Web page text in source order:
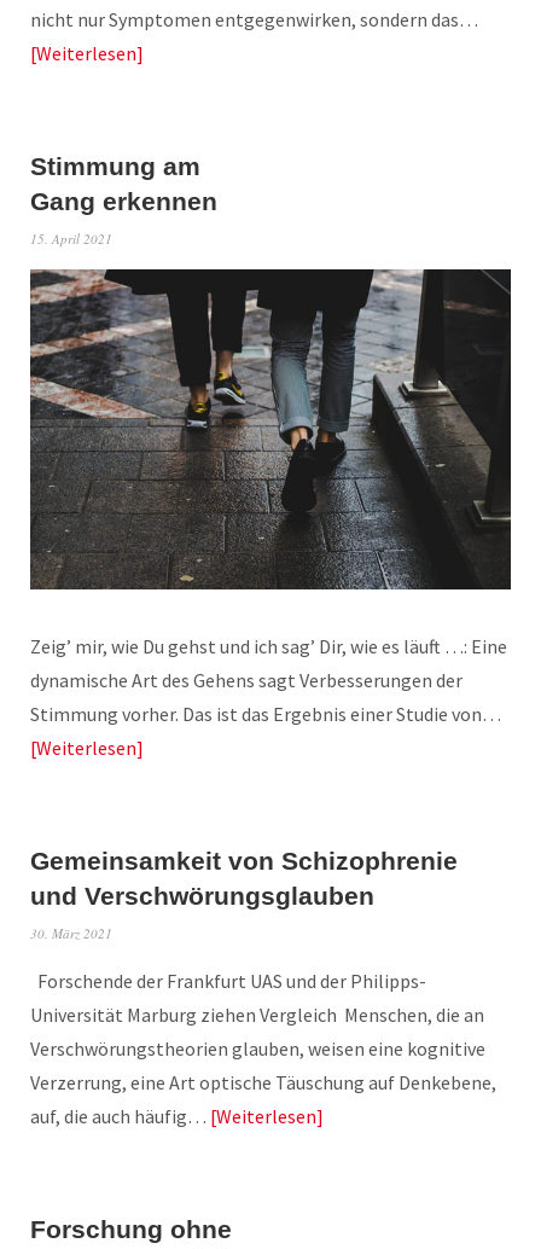
nicht nur Symptomen entgegenwirken, sondern das…
Weiterlesen
Stimmung am
Gang erkennen
15. April 2021
Zeig’ mir, wie Du gehst und ich sag’ Dir, wie es läuft …: Eine
dynamische Art des Gehens sagt Verbesserungen der
Stimmung vorher. Das ist das Ergebnis einer Studie von…
Weiterlesen
Gemeinsamkeit von Schizophrenie
und Verschwörungsglauben
30. März 2021
Forschende der Frankfurt UAS und der Philipps-
Universität Marburg ziehen Vergleich Menschen, die an
Verschwörungstheorien glauben, weisen eine kognitive
Verzerrung, eine Art optische Täuschung auf Denkebene,
auf, die auch häufig… Weiterlesen
Forschung ohne